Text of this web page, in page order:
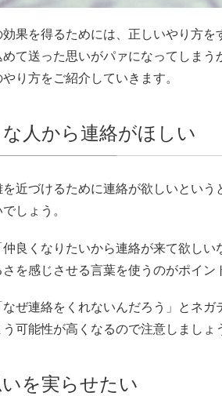
効果を得るためには、正しいやり方
て送った思いがパァになってしま
り方をご紹介していきます。
な人から連絡がほしい
を近づけるために連絡が欲しいとい
しょう。
良くなりたいから連絡が来て欲し
を感じさせる言葉を使うのがポイン
なぜ連絡をくれないんだろう」とネ
可能性が高くなるので注意しましょ
いを実らせたい